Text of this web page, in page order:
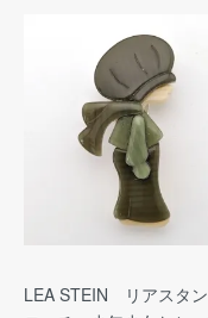
LEA STEIN リアスタ